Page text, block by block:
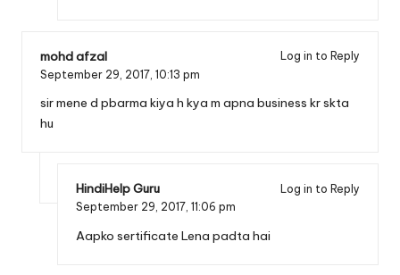
mohd afzal
Log in to Reply
September 29, 2017, 10:13 pm
sir mene d pbarma kiya h kya m apna business kr skta
hu
HindiHelp Guru
Log in to Reply
September 29, 2017, 11:06 pm
Aapko sertificate Lena padta hai